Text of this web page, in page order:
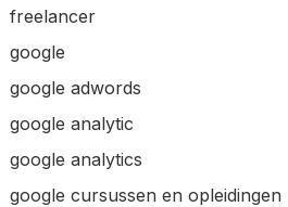
freelancer
google
google adwords
google analytic
google analytics
google cursussen en opleidingen